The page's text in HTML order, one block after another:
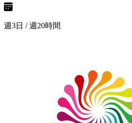
週3日 / 週20時間